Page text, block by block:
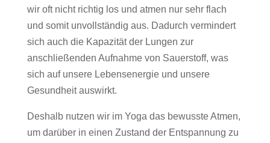
wir oft nicht richtig los und atmen nur sehr flach
und somit unvollständig aus. Dadurch vermindert
sich auch die Kapazität der Lungen zur
anschließenden Aufnahme von Sauerstoff, was
sich auf unsere Lebensenergie und unsere
Gesundheit auswirkt.
Deshalb nutzen wir im Yoga das bewusste Atmen,
um darüber in einen Zustand der Entspannung zu